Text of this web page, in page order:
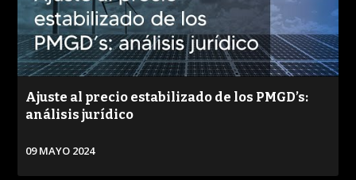
Ajuste al precio estabilizado de los PMGD’s:
análisis jurídico
09 MAYO 2024